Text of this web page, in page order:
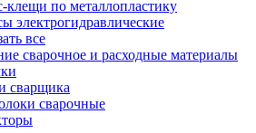
клещи по металлопластику
электрогидравлические
все
сварочное и расходные материалы
сварщика
сварочные